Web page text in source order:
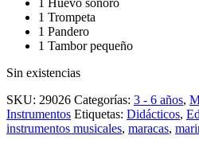
1 Huevo sonoro
1 Trompeta
1 Pandero
1 Tambor pequeño
Sin existencias
SKU: 29026 Categorías: 3 - 6 años,
Instrumentos Etiquetas: Didácticos,
instrumentos musicales, maracas,